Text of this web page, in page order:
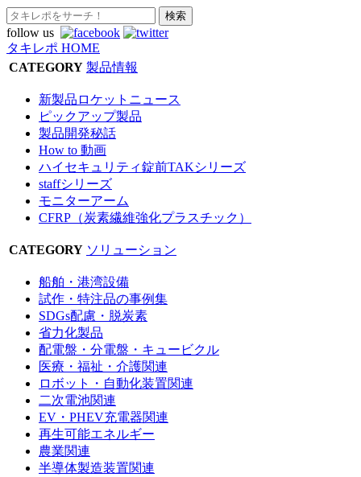
follow us
タキレポ HOME
CATEGORY 製品情報
新製品ロケットニュース
ピックアップ製品
製品開発秘話
How to 動画
ハイセキュリティ錠前TAKシリーズ
staffシリーズ
モニターアーム
CFRP（炭素繊維強化プラスチック）
CATEGORY ソリューション
船舶・港湾設備
試作・特注品の事例集
SDGs配慮・脱炭素
省力化製品
配電盤・分電盤・キュービクル
医療・福祉・介護関連
ロボット・自動化装置関連
二次電池関連
EV・PHEV充電器関連
再生可能エネルギー
農業関連
半導体製造装置関連